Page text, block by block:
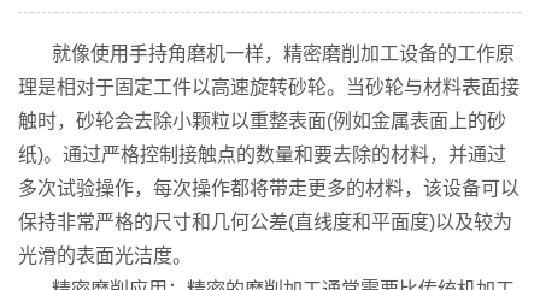
就像使用手持角磨机一样，精密磨削加工设备的工作原
理是相对于固定工件以高速旋转砂轮。当砂轮与材料表面接
触时，砂轮会去除小颗粒以重整表面(例如金属表面上的砂
纸)。通过严格控制接触点的数量和要去除的材料，并通过
多次试验操作，每次操作都将带走更多的材料，该设备可以
保持非常严格的尺寸和几何公差(直线度和平面度)以及较为
光滑的表面光洁度。